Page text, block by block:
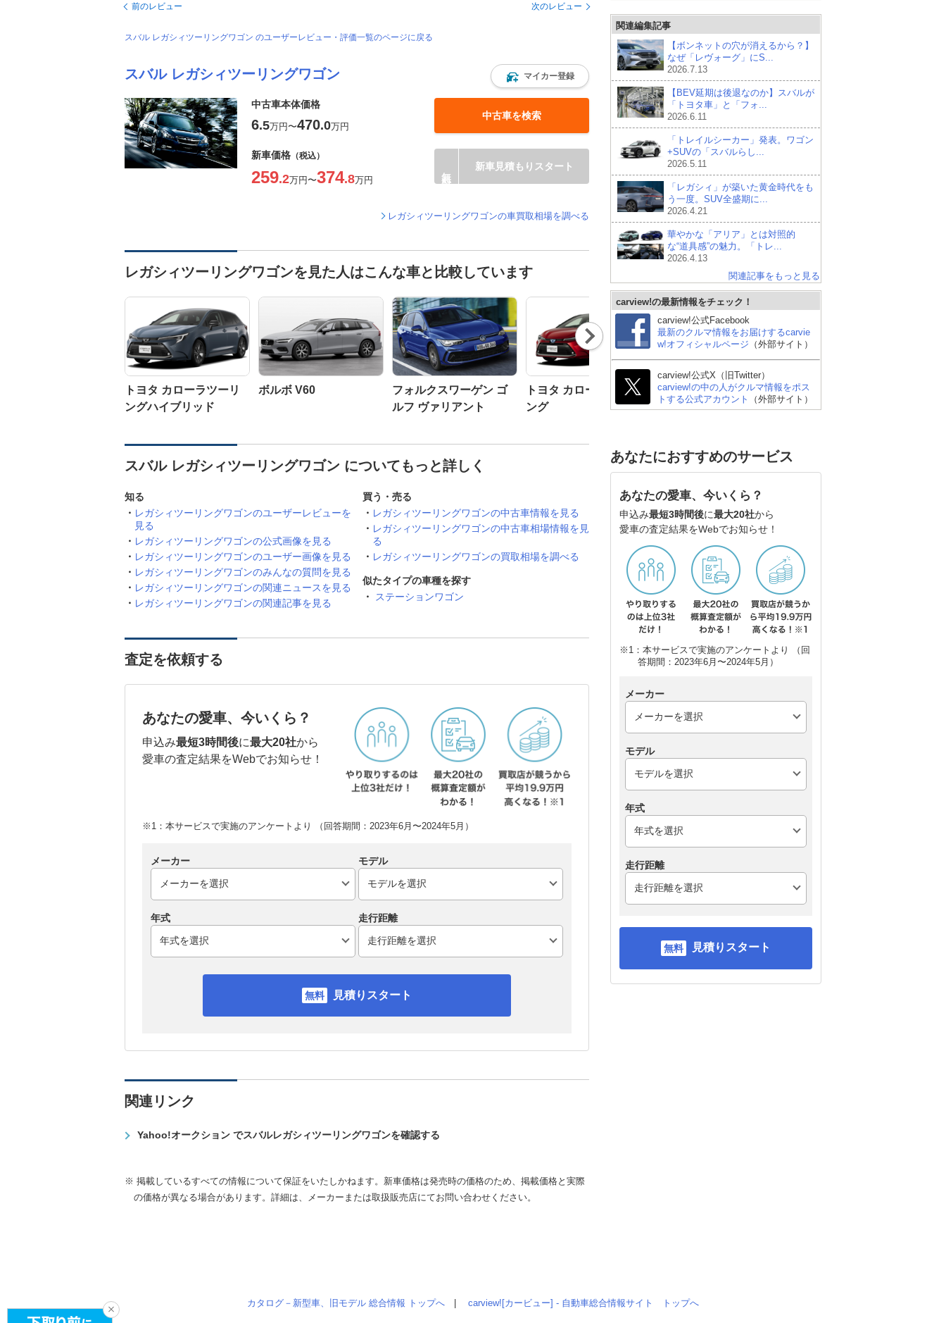
前のレビュー 次のレビュー
スバル レガシィツーリングワゴン のユーザーレビュー・評価一覧のページに戻る
スバル レガシィツーリングワゴン マイカー登録
中古車本体価格
6.5万円〜470.0万円
中古車を検索
新車価格 （税込）
259.2万円〜374.8万円
新車見積もりスタート
レガシィツーリングワゴンの車買取相場を調べる
レガシィツーリングワゴンを見た人はこんな車と比較しています
トヨタ カローラツーリ
ングハイブリッド
ボルボ V60
フォルクスワーゲン ゴ
ルフ ヴァリアント
トヨタ カローラツーリ
ング
メルセデス・ベンツ Cク
ラス ステーションワゴ
BMW 3シリーズ ツーリ
ング
Nex
t
スバル レガシィツーリングワゴン についてもっと詳しく
知る
レガシィツーリングワゴンのユーザーレビューを
見る
レガシィツーリングワゴンの公式画像を見る
レガシィツーリングワゴンのユーザー画像を見る
レガシィツーリングワゴンのみんなの質問を見る
レガシィツーリングワゴンの関連ニュースを見る
レガシィツーリングワゴンの関連記事を見る
買う・売る
レガシィツーリングワゴンの中古車情報を見る
レガシィツーリングワゴンの中古車相場情報を見
る
レガシィツーリングワゴンの買取相場を調べる
似たタイプの車種を探す
ステーションワゴン
査定を依頼する
あなたの愛車、今いくら？
申込み最短3時間後に最大20社から
愛車の査定結果をWebでお知らせ！
※1：本サービスで実施のアンケートより （回答期間：2023年6月〜2024年5月）
メーカー モデル
年式 走行距離
見積りスタート
関連リンク
Yahoo!オークション でスバルレガシィツーリングワゴンを確認する
※ 掲載しているすべての情報について保証をいたしかねます。新車価格は発売時の価格のため、掲載価格と実際
の価格が異なる場合があります。詳細は、メーカーまたは取扱販売店にてお問い合わせください。
関連編集記事
【ボンネットの穴が消えるから？】
なぜ「レヴォーグ」にS...
2026.7.13
【BEV延期は後退なのか】スバルが
「トヨタ車」と「フォ...
2026.6.11
「トレイルシーカー」発表。ワゴン
+SUVの「スバルらし...
2026.5.11
「レガシィ」が築いた黄金時代をも
う一度。SUV全盛期に...
2026.4.21
華やかな「アリア」とは対照的
な“道具感”の魅力。「トレ...
2026.4.13
関連記事をもっと見る
carview!の最新情報をチェック！
carview!公式Facebook
最新のクルマ情報をお届けするcarvie
w!オフィシャルページ （外部サイト）
carview!公式X（旧Twitter）
carview!の中の人がクルマ情報をポス
トする公式アカウント
（外部サイト）
あなたにおすすめのサービス
あなたの愛車、今いくら？
申込み最短3時間後に最大20社から
愛車の査定結果をWebでお知らせ！
※1：本サービスで実施のアンケートより （回
答期間：2023年6月〜2024年5月）
メーカー
モデル
年式
走行距離
見積りスタート
カタログ－新型車、旧モデル 総合情報 トップへ carview![カービュー] - 自動車総合情報サイト トップへ